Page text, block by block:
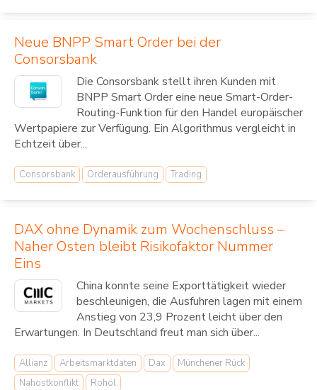
Neue BNPP Smart Order bei der
Consorsbank
Die Consorsbank stellt ihren Kunden mit
BNPP Smart Order eine neue Smart-Order-
Routing-Funktion für den Handel europäischer
Wertpapiere zur Verfügung. Ein Algorithmus vergleicht in
Echtzeit über...
Consorsbank Orderausführung Trading
DAX ohne Dynamik zum Wochenschluss –
Naher Osten bleibt Risikofaktor Nummer
Eins
China konnte seine Exporttätigkeit wieder
beschleunigen, die Ausfuhren lagen mit einem
Anstieg von 23,9 Prozent leicht über den
Erwartungen. In Deutschland freut man sich über...
Allianz Arbeitsmarktdaten Dax
Münchener Rück
Nahostkonflikt
Rohöl